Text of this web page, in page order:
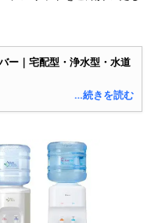
ー｜宅配型・浄水型・水道
…続きを読む